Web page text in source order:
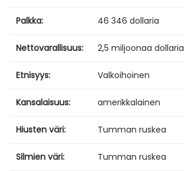
Palkka: 46 346 dollaria
Nettovarallisuus: 2,5 miljoonaa dollaria
Etnisyys: Valkoihoinen
Kansalaisuus: amerikkalainen
Hiusten väri: Tumman ruskea
Silmien väri: Tumman ruskea